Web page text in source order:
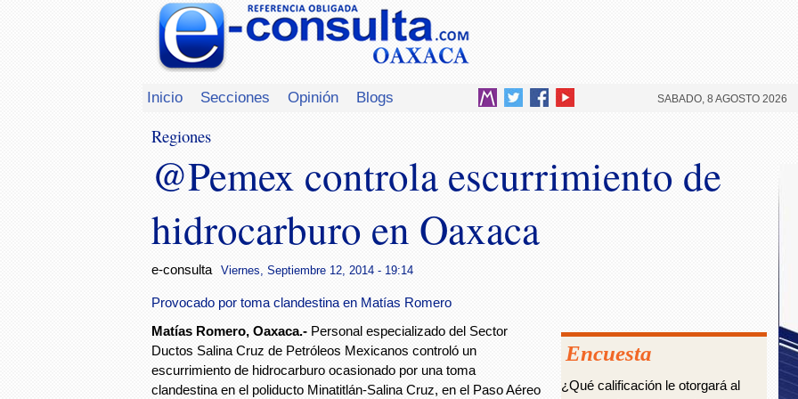
Inicio Secciones Opinión Blogs SABADO, 8 AGOSTO 2026
Regiones
@Pemex controla escurrimiento de
hidrocarburo en Oaxaca
e-consulta Viernes, Septiembre 12, 2014 - 19:14
Provocado por toma clandestina en Matías Romero
Matías Romero, Oaxaca.- Personal especializado del Sector
Ductos Salina Cruz de Petróleos Mexicanos controló un
escurrimiento de hidrocarburo ocasionado por una toma
clandestina en el poliducto Minatitlán-Salina Cruz, en el Paso Aéreo
Encuesta
¿Qué calificación le otorgará al